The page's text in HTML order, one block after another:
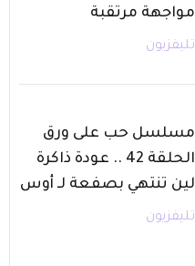
مواجهة مرتقبة
تليفزيون
مسلسل حب على ورق
الحلقة 42 .. عودة ذاكرة
لين تنتهي بصفعة لـ أوس
تليفزيون